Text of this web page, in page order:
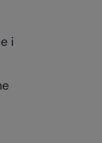
i